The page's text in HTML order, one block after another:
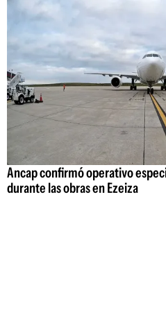
Ancap confirmó operativo
durante las obras en Ezeiza